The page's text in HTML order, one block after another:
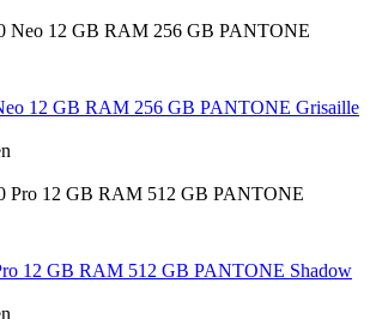
12 GB RAM 256 GB PANTONE Grisaille
12 GB RAM 512 GB PANTONE Shadow